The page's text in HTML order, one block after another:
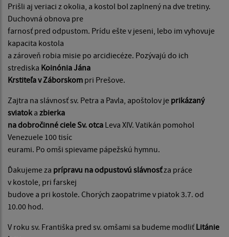
Prišli aj veriaci z okolia, a kostol bol zaplnený na dve tretiny.
Duchovná obnova pre
farnosť pred odpustom. Prídu ešte v jeseni, lebo im vyhovuje
kapacita kostola
a zároveň robia misie po arcidiecéze. Pozývajú do ich
strediska Koinónia Jána
Krstiteľa v Záborskom pri Prešove.
Zajtra na slávnosť sv. Petra a Pavla, apoštolov je prikázaný
sviatok a zbierka
na dobročinné ciele Sv. otca Leva XIV. Vatikán pomohol
Venezuele 100 tisíc
eurami. Po omši spievame pápežskú hymnu.
Ďakujeme za prípravu na odpustovú slávnosťza práce
v kostole, pri farskej
budove a pri kostole. Chorých zaopatrime v piatok 3.7. od
10.00 hod.
V roku sv. Františka pred sv. omšami sa budeme modliť Litánie